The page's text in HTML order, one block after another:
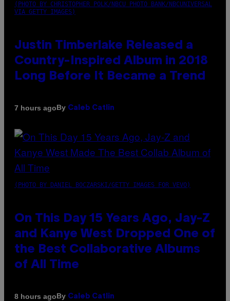
(PHOTO BY CHRISTOPHER POLK/NBCU PHOTO BANK/NBCUNIVERSAL
VIA GETTY IMAGES)
Justin Timberlake Released a
Country-Inspired Album in 2018
Long Before It Became a Trend
7 hours agoBy Caleb Catlin
(PHOTO BY DANIEL BOCZARSKI/GETTY IMAGES FOR VEVO)
On This Day 15 Years Ago, Jay-Z
and Kanye West Dropped One of
the Best Collaborative Albums
of All Time
8 hours agoBy Caleb Catlin